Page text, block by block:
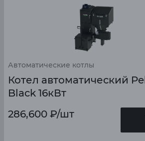
Автоматические котлы
Котел автоматический
Black 16кВт
286,600 ₽/шт